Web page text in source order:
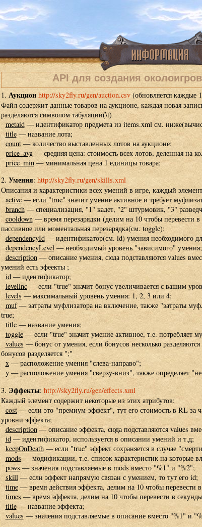
API для создания
1. Аукцион http://sky2fly.ru/gen/auction.csv(обновляется каждые
Файл содержит данные товаров на аукционе, каждая новая
разделяются символом табуляции(\t)
metaid— идентификатор предмета из items.xml см.
title— название лота;
count— количество выставленных лотов на аукционе;
price_avg— средняя цена: стоимость всех лотов, деленная на
price_min— минимальная цена 1 единицы товара;
2. Умения: http://sky2fly.ru/gen/skills.xml
Описания и характеристики всех умений в игре, каждый элемент
active— если "true" значит умение активное и требует
branch— специализация, "1" кадет, "2" штурмовик, "3"
cooldown— время перезарядки (делим на 10 чтобы перевести
пассивное или моментальная перезарядка(см. toggle);
dependencyId— идентификатор(см. id) умения необходимого
dependencyLevel— необходимый уровень "зависимого" умения;
description— описание умения, сюда подставляются values
умений есть эфеекты ;
id— идентификатор;
levelinc— если "true" значит бонус увеличивается с вашим
levels — максимальный уровень умения: 1, 2, 3 или 4;
muf— затраты муфлизатора на включение, также "затраты
true;
title— название умения;
toggle— если "true" значит умение активное, т.е. потребляет
values — бонус от умения, если бонусов несколько
бонусов разделяется ";"
x— расположение умения "слева-направо";
y— расположение умения "сверху-вниз", также определяет
3.Эффекты: http://sky2fly.ru/gen/effects.xml
Каждый элементсодержит некоторые из этих атрибутов:
cost— если это "премиум-эффект", тут его стоимость в RL за
уровни эффекта;
description— описание эффекта, сюда подставляются values
id— идентификатор, используется в описании умений и т.д;
keepOnDeath— если "true" эффект сохраняется в случае
mods— модификации, т.е. список характеристик на которые
pows— значения подставляемые в mods вместо "%1" и "%2";
skill — если эффект напрямую связан с умением, то тут его id;
time— время действия эффекта, делим на 10 чтобы перевести
times — время эффекта, делим на 10 чтобы перевести в
title— название эффекта;
values — значения подставляемые в описание вместо "%1" и